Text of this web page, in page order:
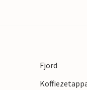
Fjord